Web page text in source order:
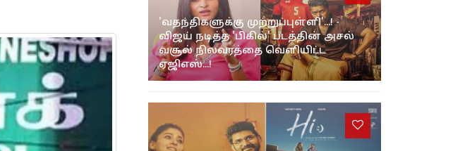
'வதந்திகளுக்கு முற்றுப்புள்ளி'...! -
விஜய் நடித்த 'பிகில்' படத்தின் அசல்
வசூல் நிலவரத்தை வெளியிட்ட
ஏஜிஎஸ்...!